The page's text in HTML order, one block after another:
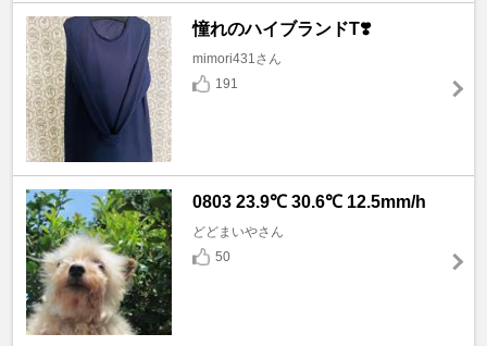
憧れのハイブランドT❣️
mimori431さん
191
0803 23.9℃ 30.6℃ 12.5mm/h
どどまいやさん
50